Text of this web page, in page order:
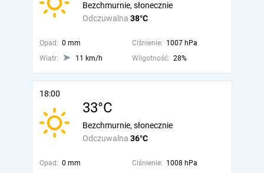
Odczuwalna 38°C
Bezchmurnie, słonecznie
Opad: 0 mm Ciśnienie: 1007 hPa
Wiatr:
11 km/h Wilgotność: 28%
18:00
33°C
Odczuwalna 36°C
Bezchmurnie, słonecznie
Opad: 0 mm Ciśnienie: 1008 hPa